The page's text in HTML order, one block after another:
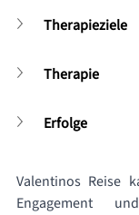
Therapieziele
Therapie
Erfolge
Valentinos Reise
Engagement